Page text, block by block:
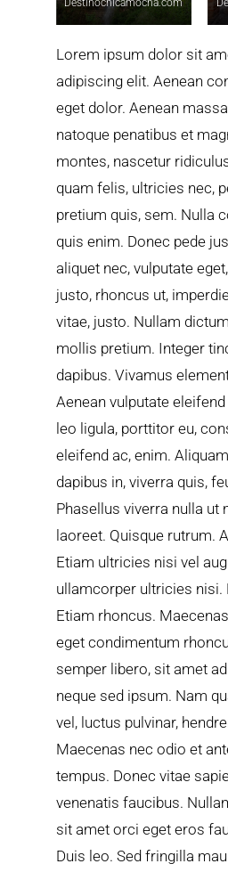
Destinochicamocha.com
Lorem ipsum dolor sit
adipiscing elit. Aenean
eget dolor. Aenean
natoque penatibus et
montes, nascetur
quam felis, ultricies nec,
pretium quis, sem. Nulla
quis enim. Donec pede
aliquet nec, vulputate
justo, rhoncus ut,
vitae, justo. Nullam
mollis pretium. Integer
dapibus. Vivamus
Aenean vulputate
leo ligula, porttitor eu,
eleifend ac, enim.
dapibus in, viverra quis,
Phasellus viverra nulla ut
laoreet. Quisque rutrum.
Etiam ultricies nisi vel
ullamcorper ultricies nisi.
Etiam rhoncus.
eget condimentum
semper libero, sit amet
neque sed ipsum. Nam
vel, luctus pulvinar,
Maecenas nec odio et
tempus. Donec vitae
venenatis faucibus.
sit amet orci eget eros
Duis leo. Sed fringilla